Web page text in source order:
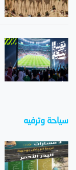
سياحة وترفيه